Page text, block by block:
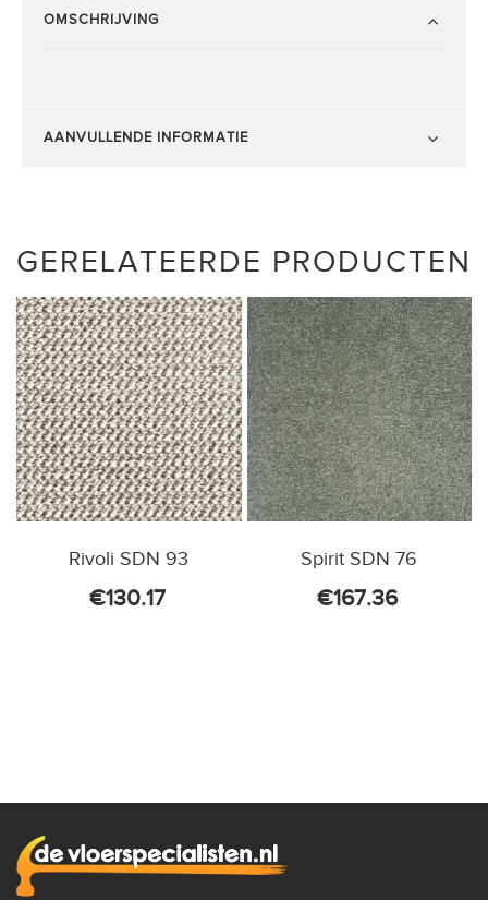
OMSCHRIJVING
AANVULLENDE INFORMATIE
GERELATEERDE PRODUCTEN
Rivoli SDN 93
€130.17
Spirit SDN 76
€167.36